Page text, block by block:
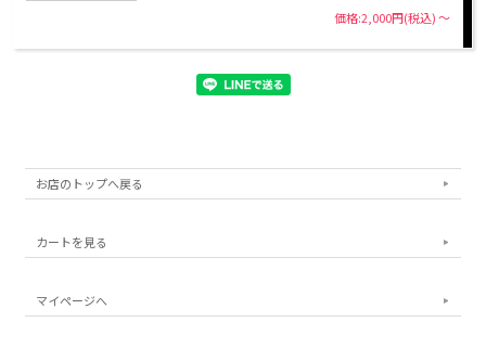
価格:2,000円(税込)～
お店のトップへ戻る
カートを見る
マイページへ